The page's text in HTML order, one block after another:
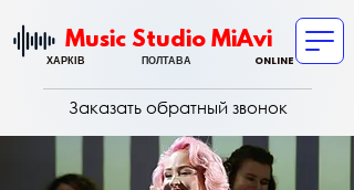
Music Studio MiAvi
ХАРКІВ ПОЛТАВА ONLINE
Заказать обратный звонок